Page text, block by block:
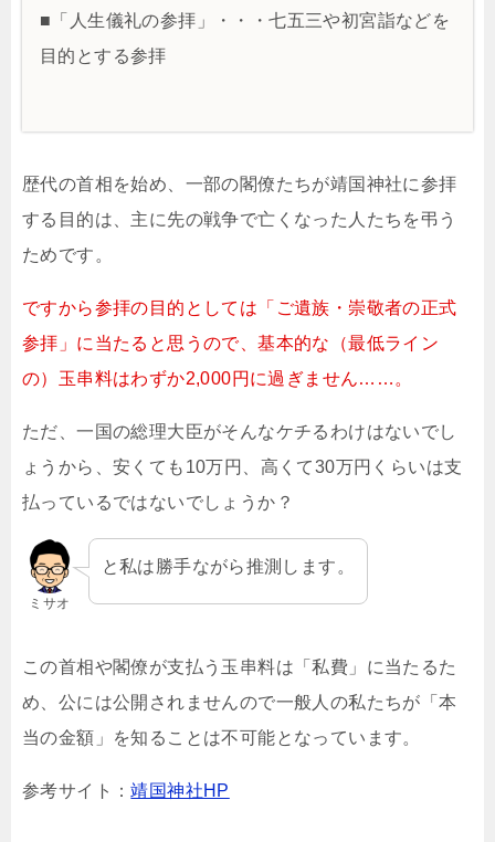
■「人生儀礼の参拝」・・・七五三や初宮詣などを
目的とする参拝
歴代の首相を始め、一部の閣僚たちが靖国神社に参拝
する目的は、主に先の戦争で亡くなった人たちを弔う
ためです。
ですから参拝の目的としては「ご遺族・崇敬者の正式
参拝」に当たると思うので、基本的な（最低ライン
の）玉串料はわずか2,000円に過ぎません……。
ただ、一国の総理大臣がそんなケチるわけはないでし
ょうから、安くても10万円、高くて30万円くらいは支
払っているではないでしょうか？
ミサオ
と私は勝手ながら推測します。
この首相や閣僚が支払う玉串料は「私費」に当たるた
め、公には公開されませんので一般人の私たちが「本
当の金額」を知ることは不可能となっています。
参考サイト：靖国神社HP